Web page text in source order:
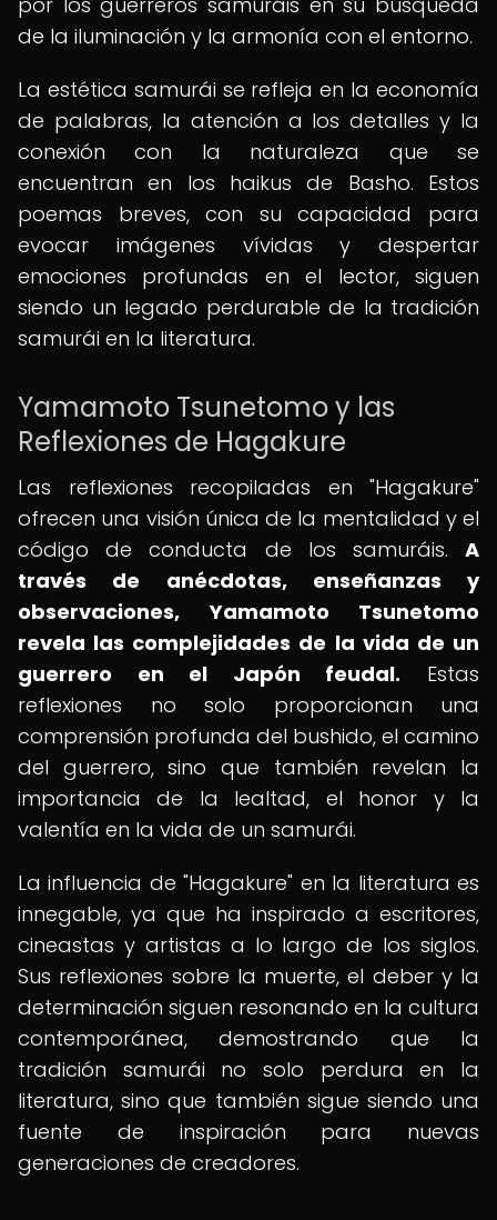
de la iluminación y la armonía con el entorno.
La estética samurái se refleja en la economía
de palabras, la atención a los detalles y la
conexión con la naturaleza que se
encuentran en los haikus de Basho. Estos
poemas breves, con su capacidad para
evocar imágenes vívidas y despertar
emociones profundas en el lector, siguen
siendo un legado perdurable de la tradición
samurái en la literatura.
Yamamoto Tsunetomo y las
Reflexiones de Hagakure
Las reflexiones recopiladas en "Hagakure"
ofrecen una visión única de la mentalidad y el
código de conducta de los samuráis. A
través de anécdotas, enseñanzas y
observaciones, Yamamoto Tsunetomo
revela las complejidades de la vida de un
guerrero en el Japón feudal. Estas
reflexiones no solo proporcionan una
comprensión profunda del bushido, el camino
del guerrero, sino que también revelan la
importancia de la lealtad, el honor y la
valentía en la vida de un samurái.
La influencia de "Hagakure" en la literatura es
innegable, ya que ha inspirado a escritores,
cineastas y artistas a lo largo de los siglos.
Sus reflexiones sobre la muerte, el deber y la
determinación siguen resonando en la cultura
contemporánea, demostrando que la
tradición samurái no solo perdura en la
literatura, sino que también sigue siendo una
fuente de inspiración para nuevas
generaciones de creadores.